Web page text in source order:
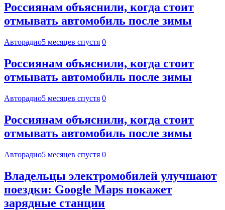
Россиянам объяснили, когда стоит
отмывать автомобиль после зимы
Авторадио5 месяцев спустя 0
Россиянам объяснили, когда стоит
отмывать автомобиль после зимы
Авторадио5 месяцев спустя 0
Россиянам объяснили, когда стоит
отмывать автомобиль после зимы
Авторадио5 месяцев спустя 0
Владельцы электромобилей улучшают
поездки: Google Maps покажет
зарядные станции